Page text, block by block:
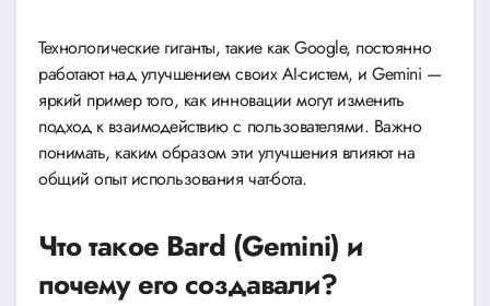
Технологические гиганты, такие как Google, постоянно
работают над улучшением своих AI-систем, и Gemini —
яркий пример того, как инновации могут изменить
подход к взаимодействию с пользователями. Важно
понимать, каким образом эти улучшения влияют на
общий опыт использования чат-бота.
Что такое Bard (Gemini) и
почему его создавали?